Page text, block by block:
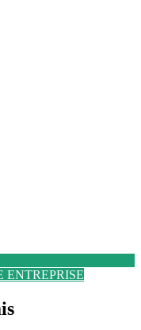
ENTREPRISE